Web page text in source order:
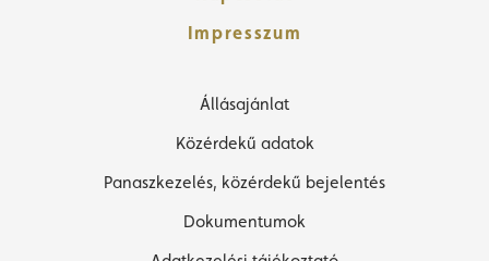
Impresszum
Állásajánlat
Közérdekű adatok
Panaszkezelés, közérdekű bejelentés
Dokumentumok